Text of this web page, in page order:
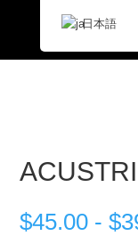
$45.00 -$
日本語